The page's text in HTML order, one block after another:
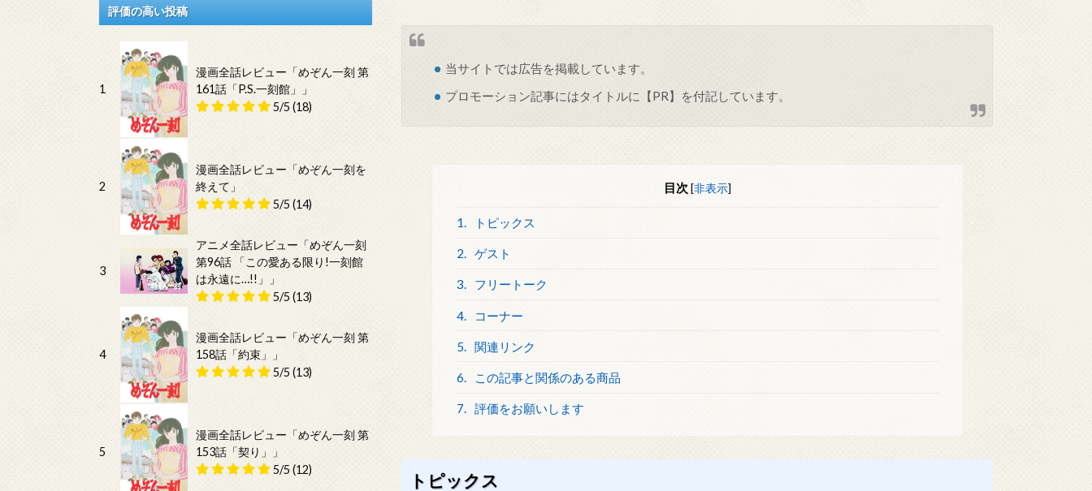
当サイトでは広告を掲載しています。
プロモーション記事にはタイトルに【PR】を付記しています。
目次 [非表示]
1. トピックス
2. ゲスト
3. フリートーク
4. コーナー
5. 関連リンク
6. この記事と関係のある商品
7. 評価をお願いします
トピックス
評価の高い投稿
1
漫画全話レビュー「めぞん一刻 第
161話「P.S.一刻館」」
5/5 (18)
2
漫画全話レビュー「めぞん一刻を
終えて」
5/5 (14)
3
アニメ全話レビュー「めぞん一刻
第96話 「この愛ある限り!一刻館
は永遠に…!!」」
5/5 (13)
4
漫画全話レビュー「めぞん一刻 第
158話「約束」」
5/5 (13)
5
漫画全話レビュー「めぞん一刻 第
153話「契り」」
5/5 (12)